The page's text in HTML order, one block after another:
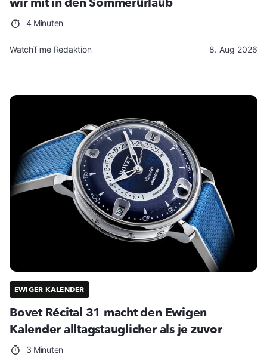
4 Minuten
WatchTime Redaktion 8. Aug 2026
EWIGER KALENDER
Bovet Récital 31 macht den Ewigen
Kalender alltagstauglicher als je zuvor
3 Minuten